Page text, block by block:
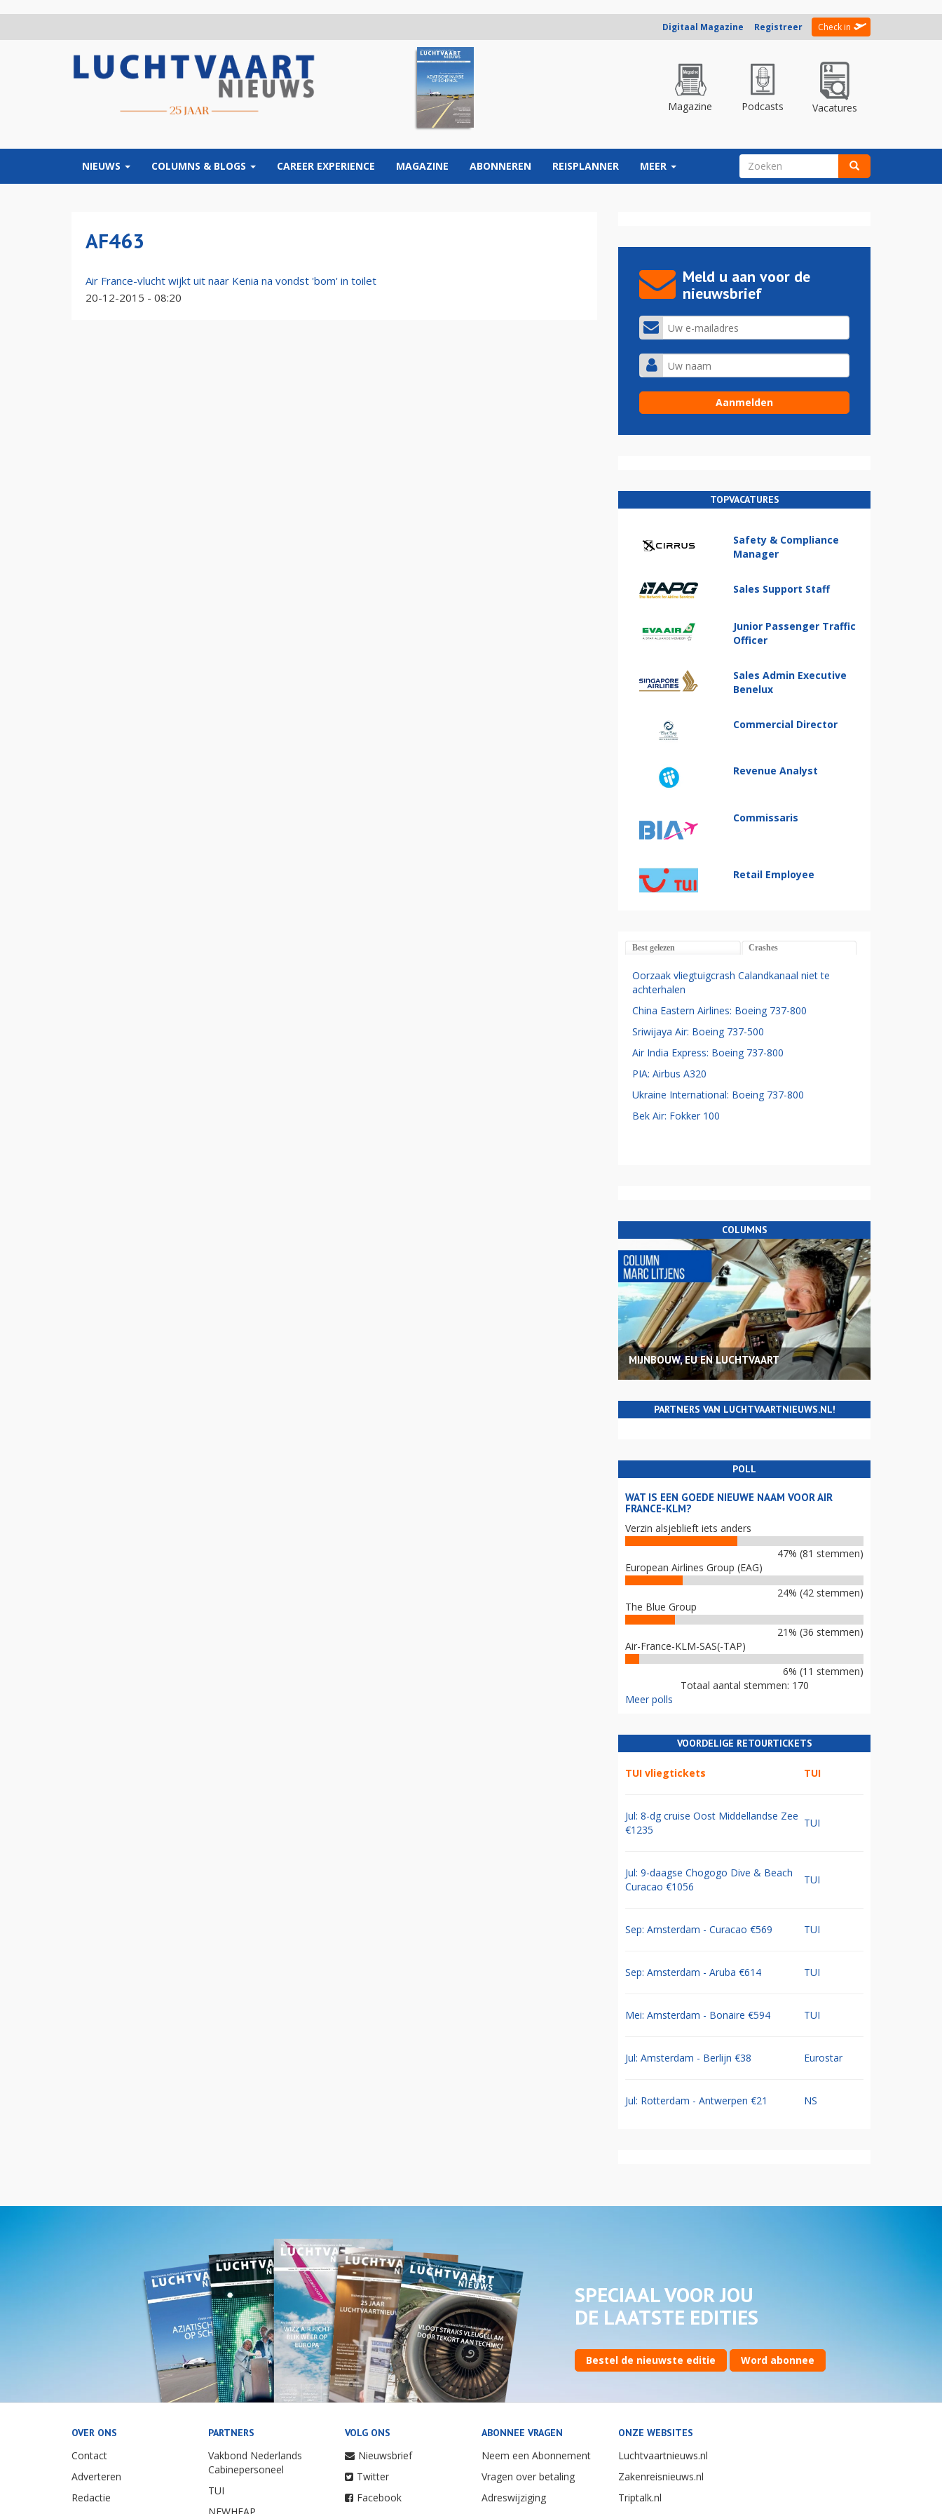
Digitaal Magazine Registreer Check in
Magazine Podcasts Vacatures
NIEUWS COLUMNS & BLOGS CAREER EXPERIENCE MAGAZINE ABONNEREN REISPLANNER MEER ZOEKVELD
AF463
Air France-vlucht wijkt uit naar Kenia na vondst 'bom' in toilet
20-12-2015 - 08:20
Meld u aan voor de
nieuwsbrief
TOPVACATURES
Safety & Compliance
Manager
Sales Support Staff
Junior Passenger Traffic
Officer
Sales Admin Executive
Benelux
Commercial Director
Revenue Analyst
Commissaris
Retail Employee
Best gelezen Crashes
Oorzaak vliegtuigcrash Calandkanaal niet te
achterhalen
China Eastern Airlines: Boeing 737-800
Sriwijaya Air: Boeing 737-500
Air India Express: Boeing 737-800
PIA: Airbus A320
Ukraine International: Boeing 737-800
Bek Air: Fokker 100
COLUMNS
MIJNBOUW, EU EN LUCHTVAART
PARTNERS VAN LUCHTVAARTNIEUWS.NL!
POLL
WAT IS EEN GOEDE NIEUWE NAAM VOOR AIR
FRANCE-KLM?
Verzin alsjeblieft iets anders
47% (81 stemmen)
European Airlines Group (EAG)
24% (42 stemmen)
The Blue Group
21% (36 stemmen)
Air-France-KLM-SAS(-TAP)
6% (11 stemmen)
Totaal aantal stemmen: 170
Meer polls
VOORDELIGE RETOURTICKETS
TUI vliegtickets TUI
Jul: 8-dg cruise Oost Middellandse Zee
€1235
TUI
Jul: 9-daagse Chogogo Dive & Beach
Curacao €1056
TUI
Sep: Amsterdam - Curacao €569 TUI
Sep: Amsterdam - Aruba €614 TUI
Mei: Amsterdam - Bonaire €594 TUI
Jul: Amsterdam - Berlijn €38 Eurostar
Jul: Rotterdam - Antwerpen €21 NS
SPECIAAL VOOR JOU
DE LAATSTE EDITIES
Bestel de nieuwste editie Word abonnee
OVER ONS
Contact
Adverteren
Redactie
PARTNERS
Vakbond Nederlands
Cabinepersoneel
TUI
NEWHEAP
VOLG ONS
Nieuwsbrief
Twitter
Facebook
ABONNEE VRAGEN
Neem een Abonnement
Vragen over betaling
Adreswijziging
ONZE WEBSITES
Luchtvaartnieuws.nl
Zakenreisnieuws.nl
Triptalk.nl